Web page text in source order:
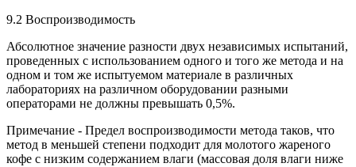
9.2 Воспроизводимость
Абсолютное значение разности двух независимых испытаний,
проведенных с использованием одного и того же метода и на
одном и том же испытуемом материале в различных
лабораториях на различном оборудовании разными
операторами не должны превышать 0,5%.
Примечание - Предел воспроизводимости метода таков, что
метод в меньшей степени подходит для молотого жареного
кофе с низким содержанием влаги (массовая доля влаги ниже